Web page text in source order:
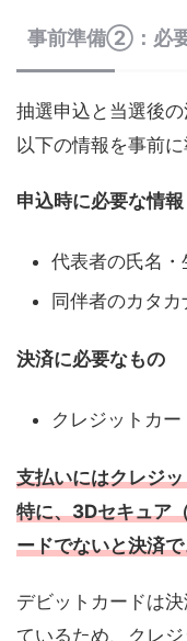
事前準備②：必
抽選申込と当選後の
以下の情報を事前に
申込時に必要な情報
代表者の氏名・
同伴者のカタ
決済に必要なもの
クレジットカー
支払いにはクレジ
特に、3Dセキュア
ードでないと決済
デビットカードは
ているため、クレ